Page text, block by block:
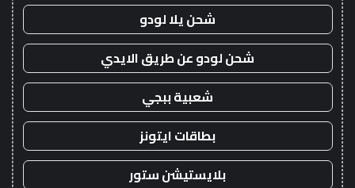
شحن يلا لودو
شحن لودو عن طريق الايدي
شعبية ببجي
بطاقات ايتونز
بلايستيشن ستور